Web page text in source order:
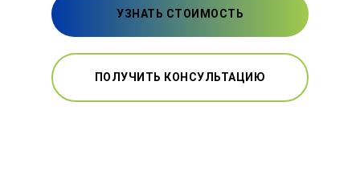
УЗНАТЬ СТОИМОСТЬ
ПОЛУЧИТЬ КОНСУЛЬТАЦИЮ